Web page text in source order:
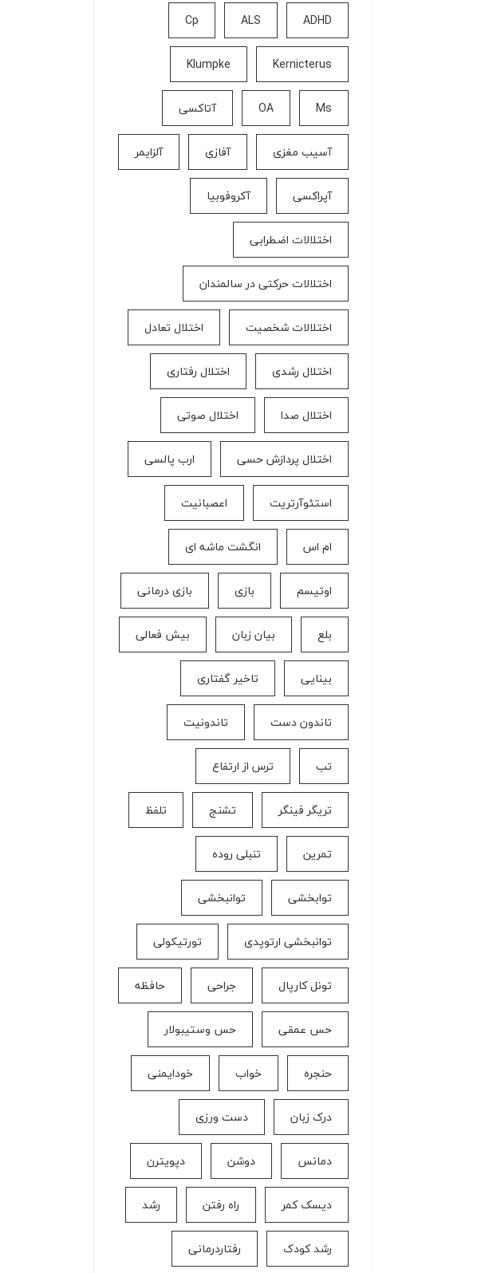
ADHD
ALS
Cp
Kernicterus
Klumpke
Ms
OA آتاکسی
آسیب مغزی آفازی آلزایمر
آپراکسی آکروفوبیا
اختلالات اضطرابی
اختلالات حرکتی در سالمندان
اختلالات شخصیت اختلال تعادل
اختلال رشدی اختلال رفتاری
اختلال صدا اختلال صوتی
اختلال پردازش حسی ارب پالسی
استئوآرتریت اعصبانیت
ام اس انگشت ماشه ای
اوتیسم بازی بازی درمانی
بلع بیان زبان بیش فعالی
بینایی تاخیر گفتاری
تاندون دست تاندونیت
تب ترس از ارتفاع
تریگر فینگر تشنج تلفظ
تمرین تنبلی روده
توابخشی توانبخشی
توانبخشی ارتوپدی تورتیکولی
تونل کارپال جراحی حافظه
حس عمقی حس وستیبولار
حنجره خواب خودایمنی
درک زبان دست ورزی
دمانس دوشن دپویترن
دیسک کمر راه رفتن رشد
رشد کودک رفتاردرمانی